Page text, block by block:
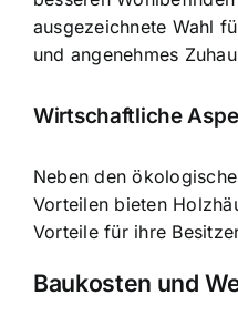
ausgezeichnete Wahl
und angenehmes
Wirtschaftliche
Neben den
Vorteilen bieten
Vorteile für ihre
Baukosten und